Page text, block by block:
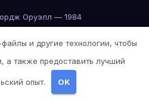
Оруэлл — 1984
Дубай ДубайДубайДубайДубай
ДубайДубайДубайДубай
ДубайДубайЕкатеринбург
и другие технологии, чтобы
а также предоставить лучший
опыт. OK